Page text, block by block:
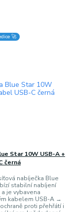
🚀
Star 10W USB-A +
černá
nabíječka Blue
stabilní nabíjení
je vybavena
kabelem USB-A →
proti přehřátí i